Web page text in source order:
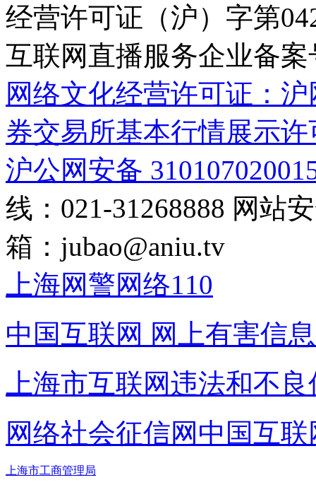
经营许可证（沪）字第
互联网直播服务企业备案
网络文化经营许可证：
券交易所基本行情展示许
沪公网安备
线：021-31268888 网站
箱： jubao@aniu.tv
上海网警网络110
中国互联网 网上有害信
上海市互联网违法和不
网络社会征信网 中国互
上海市工商管理局